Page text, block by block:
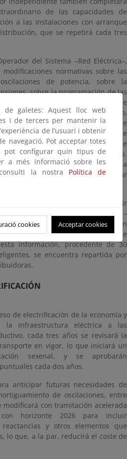
de las capacidades de
a las instalaciones con arranque
que se repetirá cada tres
del Sistema –Red Eléctrica–,
normativas sobre las
de potencia, sobre la
sobre la programación de las
otros elementos técnicos que
del sistema. De igual modo,
de un nuevo procedimiento de
planes de desarrollo de la red de
distribución y una propuesta de
para análisis de incidentes.
estar listas en plazos de tres a
subsiguientes deben estar
a sus funciones la de servir
a los datos de los clientes finales –
de la información
de los mercados de
información, procedente de 30
se encuentra repartida por
de electrificación de la economía y
la infraestructura eléctrica a las
cada tres años se revisará la
en vigor, lo que iniciará un
sexenal, y se aprobarán
cada dos años.
anticipar futuras necesidades de
de oscilaciones, entre
modificará con tramitación acelerada
horizonte 2026 para incluir
reactancias y otros elementos que
lo que, a la par, reducirá el coste de
de galetes: Aquest lloc web
i de tercers per mantenir la
de l’usuari i obtenir
navegació. Pot acceptar totes
pot configurar quin tipus de
a més informació sobre les
la nostra Política de
cookies Acceptar cookies